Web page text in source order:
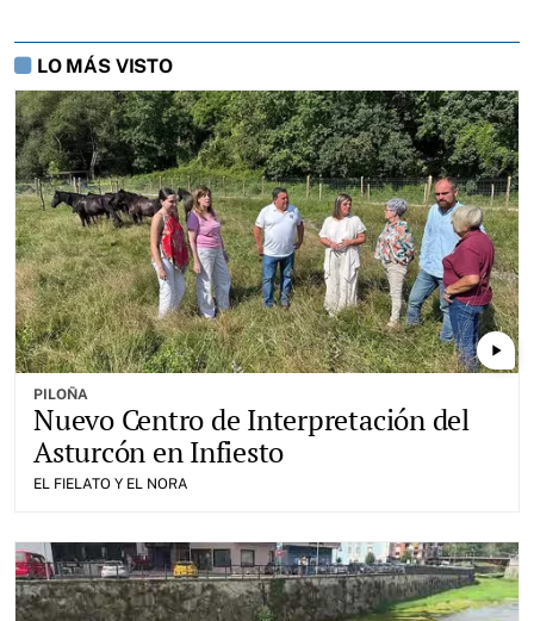
LO MÁS VISTO
play_arrow
PILOÑA
Nuevo Centro de Interpretación del
Asturcón en Infiesto
EL FIELATO Y EL NORA